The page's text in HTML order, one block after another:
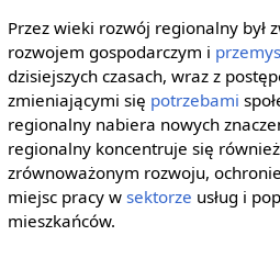
Przez wieki rozwój regionalny był
rozwojem gospodarczym i
dzisiejszych czasach, wraz z
zmieniającymi się potrzebami
regionalny nabiera nowych
regionalny koncentruje się
zrównoważonym rozwoju,
miejsc pracy w sektorze usług i
mieszkańców.